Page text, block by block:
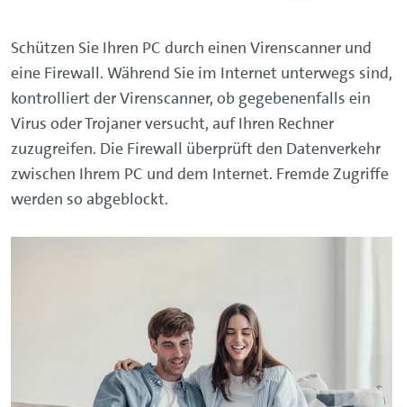
Schützen Sie Ihren PC durch einen Virenscanner und
eine Firewall. Während Sie im Internet unterwegs sind,
kontrolliert der Virenscanner, ob gegebenenfalls ein
Virus oder Trojaner versucht, auf Ihren Rechner
zuzugreifen. Die Firewall überprüft den Datenverkehr
zwischen Ihrem PC und dem Internet. Fremde Zugriffe
werden so abgeblockt.